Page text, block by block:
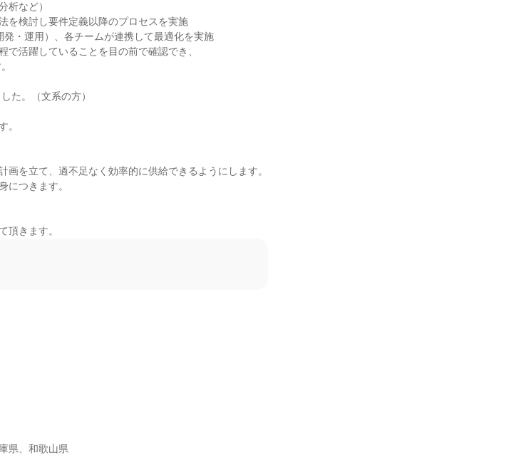
析など）
を検討し要件定義以降のプロセスを実施
発・運用）、各チームが連携して最適化を実施
で活躍していることを目の前で確認でき、
た。（文系の方）
。
を立て、過不足なく効率的に供給できるようにします。
につきます。
頂きます。
県、和歌山県